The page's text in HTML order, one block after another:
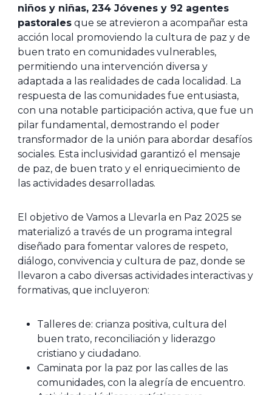
niños y niñas, 234 Jóvenes y 92 agentes
pastoralesque se atrevieron a acompañar esta
acción local promoviendo la cultura de paz y de
buen trato en comunidades vulnerables,
permitiendo una intervención diversa y
adaptada a las realidades de cada localidad. La
respuesta de las comunidades fue entusiasta,
con una notable participación activa, que fue un
pilar fundamental, demostrando el poder
transformador de la unión para abordar desafíos
sociales. Esta inclusividad garantizó el mensaje
de paz, de buen trato y el enriquecimiento de
las actividades desarrolladas.
El objetivo de Vamos a Llevarla en Paz 2025 se
materializó a través de un programa integral
diseñado para fomentar valores de respeto,
diálogo, convivencia y cultura de paz, donde se
llevaron a cabo diversas actividades interactivas y
formativas, que incluyeron:
Talleres de: crianza positiva, cultura del
buen trato, reconciliación y liderazgo
cristiano y ciudadano.
Caminata por la paz por las calles de las
comunidades, con la alegría de encuentro.